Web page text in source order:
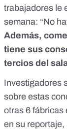
trabajadores le
semana: “No
Además,
tiene sus
tercios del
Investigadores
sobre estas
otras 6 fábricas
en su